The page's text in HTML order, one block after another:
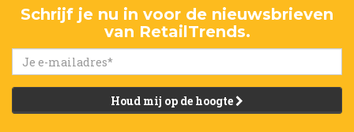
Schrijf je nu in voor de nieuwsbrieven
van RetailTrends.
Houd mij op de hoogte